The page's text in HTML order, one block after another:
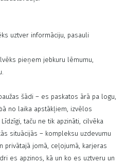
uztver informāciju, pasauli
pieņem jebkuru lēmumu,
šādi – es paskatos ārā pa logu,
no laika apstākļiem, izvēlos
taču ne tik apzināti, cilvēka
situācijās – kompleksu uzdevumu
privātajā jomā, ceļojumā, karjeras
es apzinos, kā un ko es uztveru un